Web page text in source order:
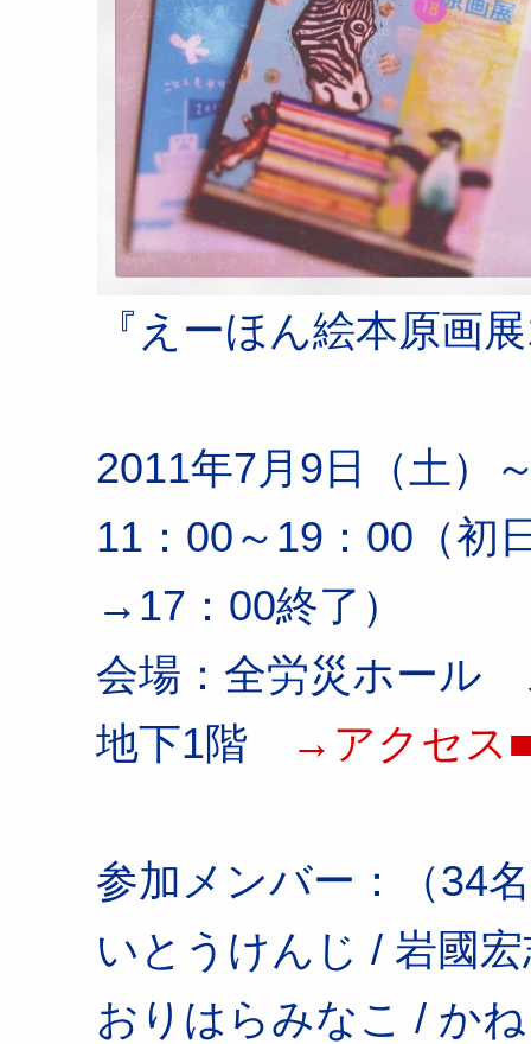
『えーほん絵本原画
2011年7月9日（土）
11：00～19：00（初
→17：00終了）
会場：全労災ホール
地下1階
→アクセス
参加メンバー：（34
いとうけんじ / 岩國
おりはらみなこ / か